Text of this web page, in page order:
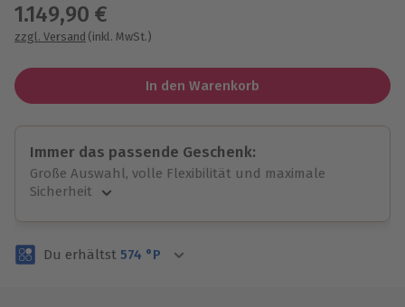
1.149,90 €
zzgl. Versand (inkl. MwSt.)
In den Warenkorb
Immer das passende Geschenk:
Große Auswahl, volle Flexibilität und maximale
Sicherheit
Volle Flexibilität
Du erhältst 574 °P